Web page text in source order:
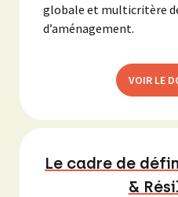
globale et multicritère
d’aménagement.
VOIR LE
Le cadre de
&